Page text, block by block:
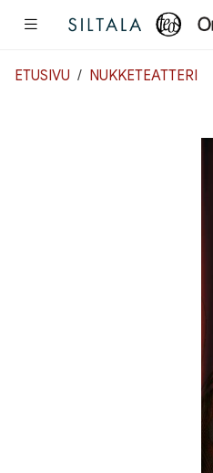
ETUSIVU NUKKETEATTERI